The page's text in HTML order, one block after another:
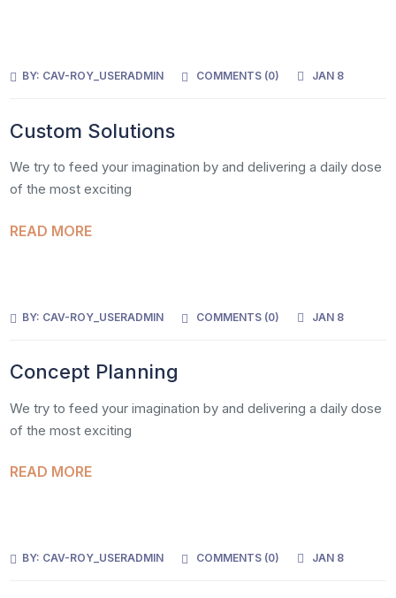
BY: CAV-ROY_USERADMIN COMMENTS (0) JAN 8
Custom Solutions
We try to feed your imagination by and delivering a daily dose
of the most exciting
READ MORE
BY: CAV-ROY_USERADMIN COMMENTS (0) JAN 8
Concept Planning
We try to feed your imagination by and delivering a daily dose
of the most exciting
READ MORE
BY: CAV-ROY_USERADMIN COMMENTS (0) JAN 8